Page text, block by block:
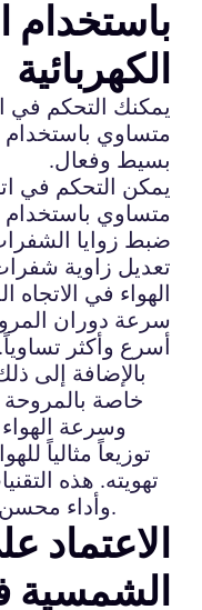
باستخدام
الكهربائية
يمكنك التحكم في
متساوي باستخدام
بسيط وفعال.
يمكن التحكم في
متساوي باستخدام
ضبط زوايا
تعديل زاوية
الهواء في
سرعة دوران
أسرع وأكثر تساوياً.
بالإضافة إلى
خاصة بالمروحة
وسرعة
توزيعاً مثالياً
تهويته. هذه
وأداء محسن لأنظمة التهوية وتكييف الهواء.
الاعتماد
الشمسية